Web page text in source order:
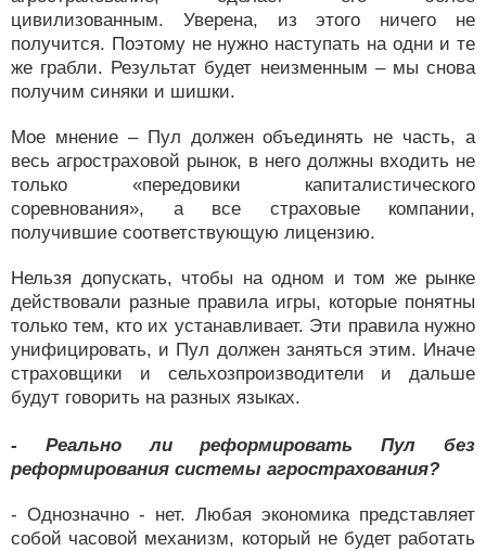
цивилизованным. Уверена, из этого ничего не
получится. Поэтому не нужно наступать на одни и те
же грабли. Результат будет неизменным – мы снова
получим синяки и шишки.
Мое мнение – Пул должен объединять не часть, а
весь агростраховой рынок, в него должны входить не
только «передовики капиталистического
соревнования», а все страховые компании,
получившие соответствующую лицензию.
Нельзя допускать, чтобы на одном и том же рынке
действовали разные правила игры, которые понятны
только тем, кто их устанавливает. Эти правила нужно
унифицировать, и Пул должен заняться этим. Иначе
страховщики и сельхозпроизводители и дальше
будут говорить на разных языках.
- Реально ли реформировать Пул без
реформирования системы агрострахования?
- Однозначно - нет. Любая экономика представляет
собой часовой механизм, который не будет работать